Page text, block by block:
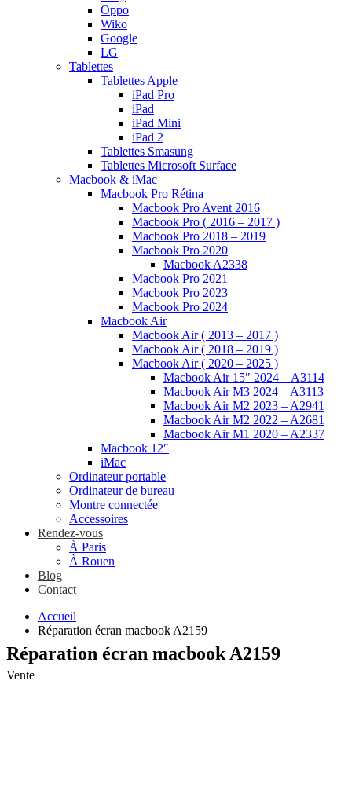
Oppo
Wiko
Google
LG
Tablettes
Tablettes Apple
iPad Pro
iPad
iPad Mini
iPad 2
Tablettes Smasung
Tablettes Microsoft Surface
Macbook & iMac
Macbook Pro Rétina
Macbook Pro Avent 2016
Macbook Pro ( 2016 – 2017 )
Macbook Pro 2018 – 2019
Macbook Pro 2020
Macbook A2338
Macbook Pro 2021
Macbook Pro 2023
Macbook Pro 2024
Macbook Air
Macbook Air ( 2013 – 2017 )
Macbook Air ( 2018 – 2019 )
Macbook Air ( 2020 – 2025 )
Macbook Air 15″ 2024 – A3114
Macbook Air M3 2024 – A3113
Macbook Air M2 2023 – A2941
Macbook Air M2 2022 – A2681
Macbook Air M1 2020 – A2337
Macbook 12″
iMac
Ordinateur portable
Ordinateur de bureau
Montre connectée
Accessoires
Rendez-vous
À Paris
À Rouen
Blog
Contact
Accueil
Réparation écran macbook A2159
Réparation écran macbook A2159
Vente